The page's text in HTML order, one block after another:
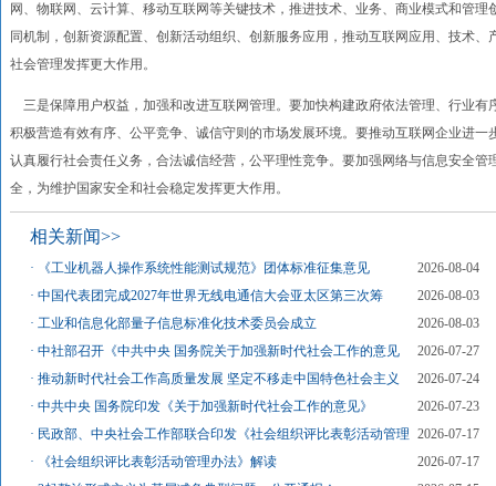
网、物联网、云计算、移动互联网等关键技术，推进技术、业务、商业模式和管
同机制，创新资源配置、创新活动组织、创新服务应用，推动互联网应用、技术
社会管理发挥更大作用。
三是保障用户权益，加强和改进互联网管理。要加快构建政府依法管理、行业
积极营造有效有序、公平竞争、诚信守则的市场发展环境。要推动互联网企业进
认真履行社会责任义务，合法诚信经营，公平理性竞争。要加强网络与信息安全
全，为维护国家安全和社会稳定发挥更大作用。
相关新闻>>
· 《工业机器人操作系统性能测试规范》团体标准征集意见
2026-08-04
·中国代表团完成2027年世界无线电通信大会亚太区第三次筹
2026-08-03
·工业和信息化部量子信息标准化技术委员会成立
2026-08-03
·中社部召开《中共中央 国务院关于加强新时代社会工作的意见
2026-07-27
·推动新时代社会工作高质量发展 坚定不移走中国特色社会主义
2026-07-24
·中共中央 国务院印发《关于加强新时代社会工作的意见》
2026-07-23
· 民政部、中央社会工作部联合印发《社会组织评比表彰活动管理
2026-07-17
·
《社会组织评比表彰活动管理办法》解读
2026-07-17